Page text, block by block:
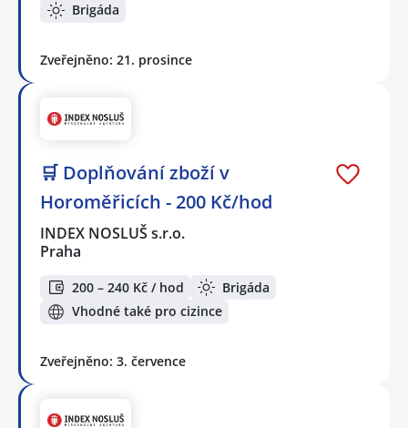
Brigáda
Zveřejněno: 21. prosince
🛒 Doplňování zboží v
Horoměřicích - 200 Kč/hod
INDEX NOSLUŠ s.r.o.
Praha
200 – 240 Kč / hod
Brigáda
Vhodné také pro cizince
Zveřejněno: 3. července